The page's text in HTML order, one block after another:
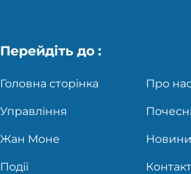
Перейдіть до :
Головна сторінка Про
Управління
Жан Моне Новини
Події